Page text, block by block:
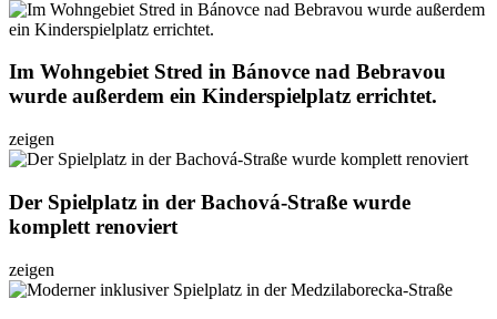
Im Wohngebiet Stred in Bánovce nad Bebravou
wurde außerdem ein Kinderspielplatz errichtet.
zeigen
Der Spielplatz in der Bachová-Straße wurde
komplett renoviert
zeigen